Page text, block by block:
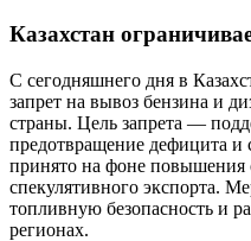
Казахстан
С сегодняшнего дня в
запрет на вывоз бензина и
страны. Цель запрета —
предотвращение дефицита и
принято на фоне повышения
спекулятивного экспорта.
топливную безопасность и
регионах.